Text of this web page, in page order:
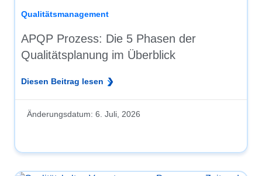
Qualitätsmanagement
APQP Prozess: Die 5 Phasen der
Qualitätsplanung im Überblick
Diesen Beitrag lesen
Änderungsdatum: 6. Juli, 2026